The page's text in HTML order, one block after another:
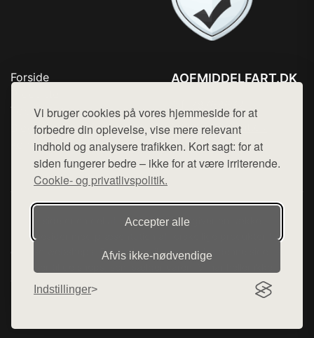
Vi bruger cookies på vores hjemmeside for at
forbedre din oplevelse, vise mere relevant
indhold og analysere trafikken. Kort sagt: for at
siden fungerer bedre – ikke for at være irriterende.
Cookie- og privatlivspolitik.
Accepter alle
Afvis ikke‑nødvendige
Indstillinger
Forside
Top Rabatter
Blog
Kontakt
AOFMIDDELFART.DK
Mail: hej@want.dk
Cookie- og privatlivspolitik
Denne side er en del af want.dk, der udgiver en række
hjemmesider med præsentation af forskellige produkter fra
diverse webshops. Der sælges ikke varer fra denne side - vi
henviser til de shops, som sælger varen. Vi har heller ikke
varerne på lager.